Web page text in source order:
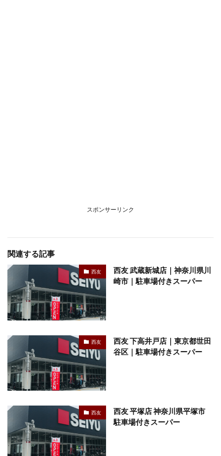
スポンサーリンク
関連する記事
西友
西友 武蔵新城店｜神奈川県川
崎市｜駐車場付きスーパー
西友
西友 下高井戸店｜東京都世田
谷区｜駐車場付きスーパー
西友
西友 平塚店 神奈川県平塚市
駐車場付きスーパー